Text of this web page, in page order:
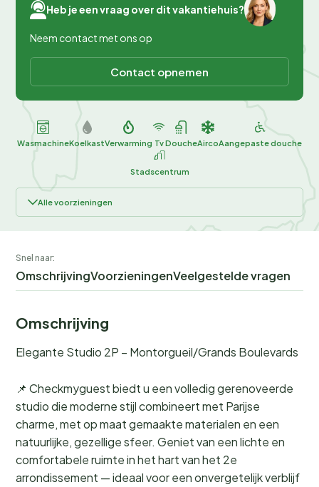
Heb je een vraag over dit vakantiehuis?
Neem contact met ons op
Contact opnemen
WasmachineKoelkastVerwarming TvDoucheAircoAangepaste douche
Stadscentrum
Alle voorzieningen
Snel naar:
OmschrijvingVoorzieningenVeelgestelde vragen
Omschrijving
Elegante Studio 2P – Montorgueil/Grands Boulevards
📌 Checkmyguest biedt u een volledig gerenoveerde
studio die moderne stijl combineert met Parijse
charme, met op maat gemaakte materialen en een
natuurlijke, gezellige sfeer. Geniet van een lichte en
comfortabele ruimte in het hart van het 2e
arrondissement — ideaal voor een onvergetelijk verblijf